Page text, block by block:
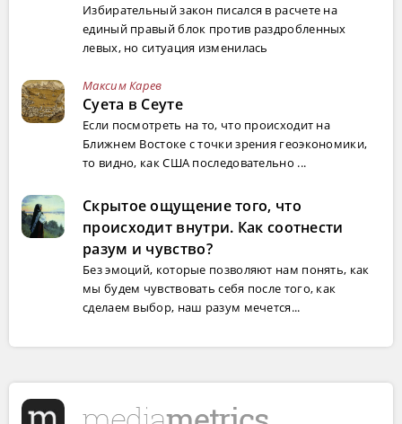
Избирательный закон писался в расчете на
единый правый блок против раздробленных
левых, но ситуация изменилась
Максим Карев
Суета в Сеуте
Если посмотреть на то, что происходит на
Ближнем Востоке с точки зрения геоэкономики,
то видно, как США последовательно ...
Скрытое ощущение того, что
происходит внутри. Как соотнести
разум и чувство?
Без эмоций, которые позволяют нам понять, как
мы будем чувствовать себя после того, как
сделаем выбор, наш разум мечется...